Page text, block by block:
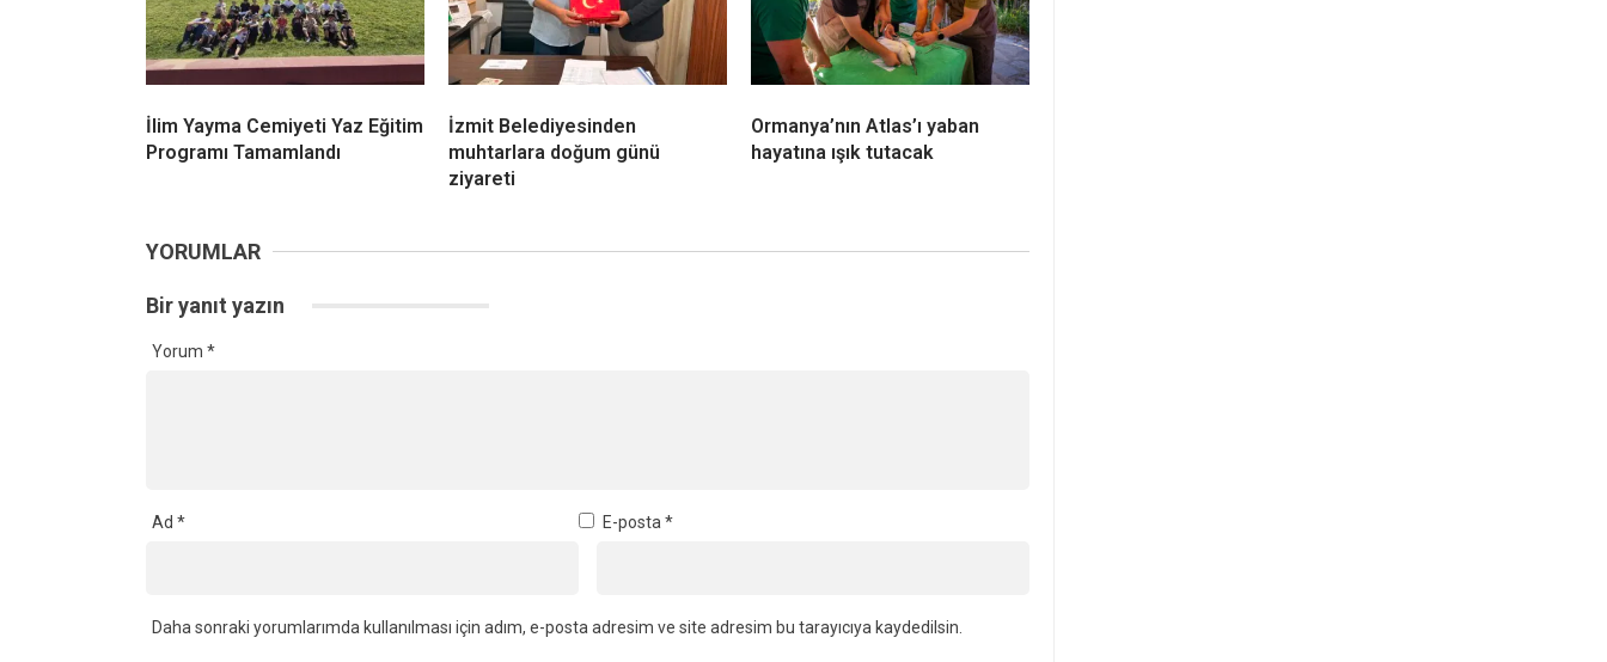
İlim Yayma Cemiyeti Yaz Eğitim
Programı Tamamlandı
İzmit Belediyesinden
muhtarlara doğum günü
ziyareti
Ormanya’nın Atlas’ı yaban
hayatına ışık tutacak
YORUMLAR
Bir yanıt yazın
Yorum *
Ad * E-posta *
Daha sonraki yorumlarımda kullanılması için adım, e-posta adresim ve site adresim bu tarayıcıya kaydedilsin.